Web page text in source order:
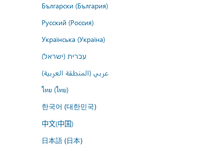
Български (България)
Русский (Россия)
Українська (Україна)
עברית (ישראל)
عربي (المنطقة العربية)
ไทย (ไทย)
한국어 (대한민국)
中文(中国)
日本語 (日本)